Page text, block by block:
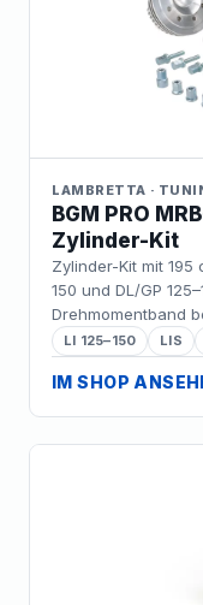
LAMBRETTA ·
BGM PRO
Zylinder-Kit
Zylinder-Kit mit 195
150 und DL/GP
Drehmomentband
Play ohne
LI 125–150 LIS
IM SHOP